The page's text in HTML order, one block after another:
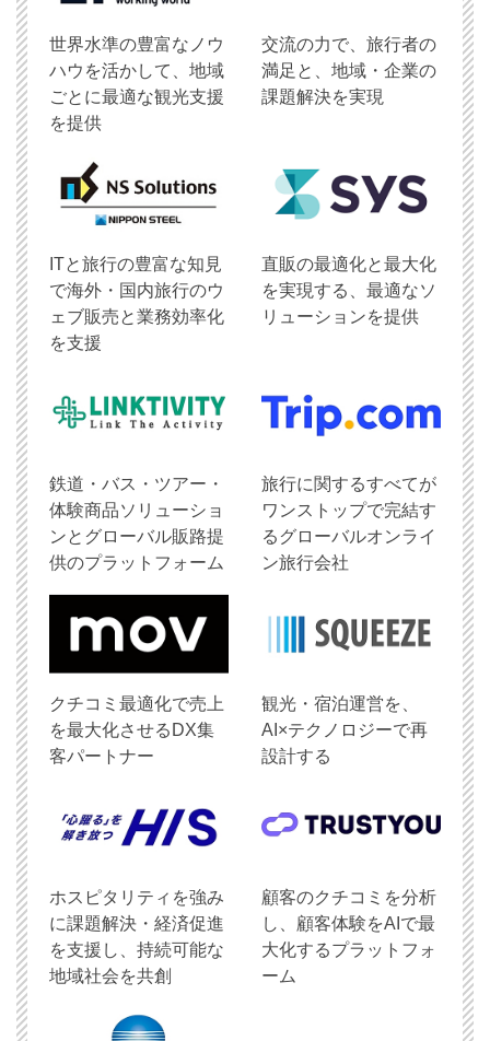
世界水準の豊富なノウ
ハウを活かして、地域
ごとに最適な観光支援
を提供
交流の力で、旅行者の
満足と、地域・企業の
課題解決を実現
ITと旅行の豊富な知見
で海外・国内旅行のウ
ェブ販売と業務効率化
を支援
直販の最適化と最大化
を実現する、最適なソ
リューションを提供
鉄道・バス・ツアー・
体験商品ソリューショ
ンとグローバル販路提
供のプラットフォーム
旅行に関するすべてが
ワンストップで完結す
るグローバルオンライ
ン旅行会社
クチコミ最適化で売上
を最大化させるDX集
客パートナー
観光・宿泊運営を、
AI×テクノロジーで再
設計する
ホスピタリティを強み
に課題解決・経済促進
を支援し、持続可能な
地域社会を共創
顧客のクチコミを分析
し、顧客体験をAIで最
大化するプラットフォ
ーム